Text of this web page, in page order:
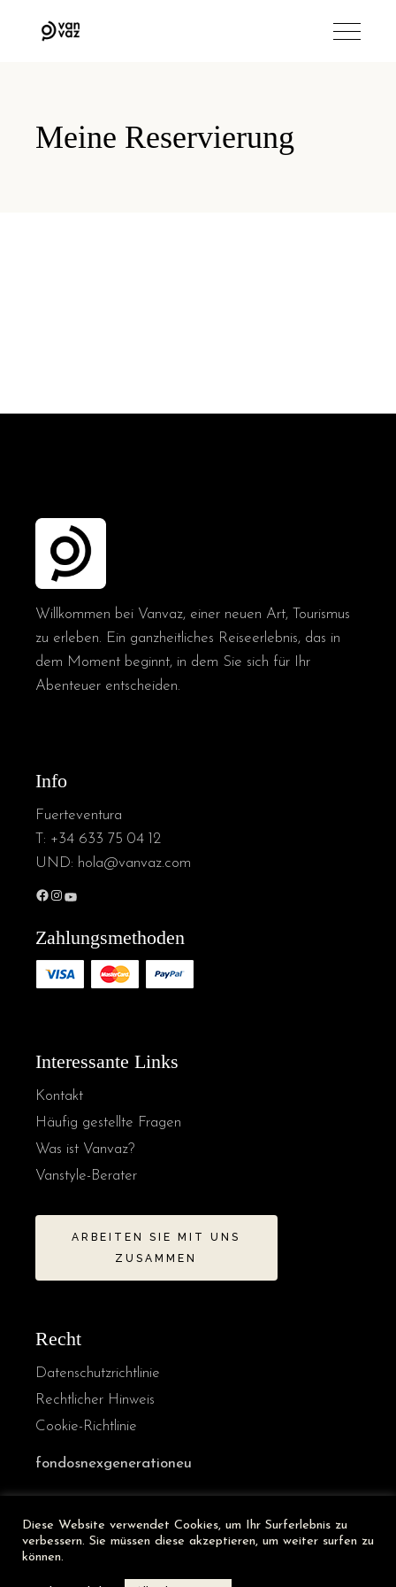
Meine Reservierung
Willkommen bei Vanvaz, einer neuen Art, Tourismus
zu erleben. Ein ganzheitliches Reiseerlebnis, das in
dem Moment beginnt, in dem Sie sich für Ihr
Abenteuer entscheiden.
Info
Fuerteventura
T: +34 633 75 04 12
UND: hola@vanvaz.com
Facebook
Instagram
YouTube
Zahlungsmethoden
Interessante Links
Kontakt
Häufig gestellte Fragen
Was ist Vanvaz?
Vanstyle-Berater
ARBEITEN SIE MIT UNS
ZUSAMMEN
Recht
Datenschutzrichtlinie
Rechtlicher Hinweis
Cookie-Richtlinie
fondosnexgenerationeu
Diese Website verwendet Cookies, um Ihr Surferlebnis zu
verbessern. Sie müssen diese akzeptieren, um weiter surfen zu
können.
French